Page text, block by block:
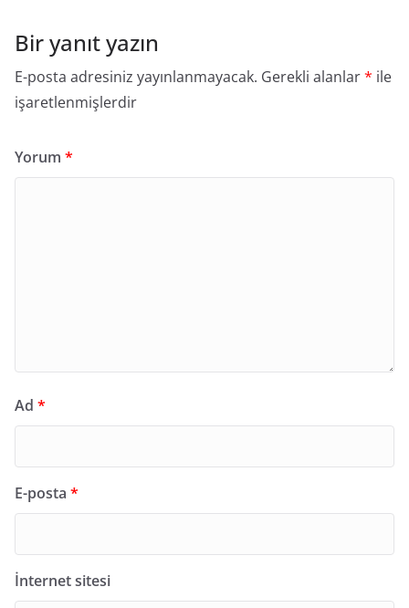
Bir yanıt yazın
E-posta adresiniz yayınlanmayacak. Gerekli alanlar* ile
işaretlenmişlerdir
Yorum *
Ad *
E-posta *
İnternet sitesi